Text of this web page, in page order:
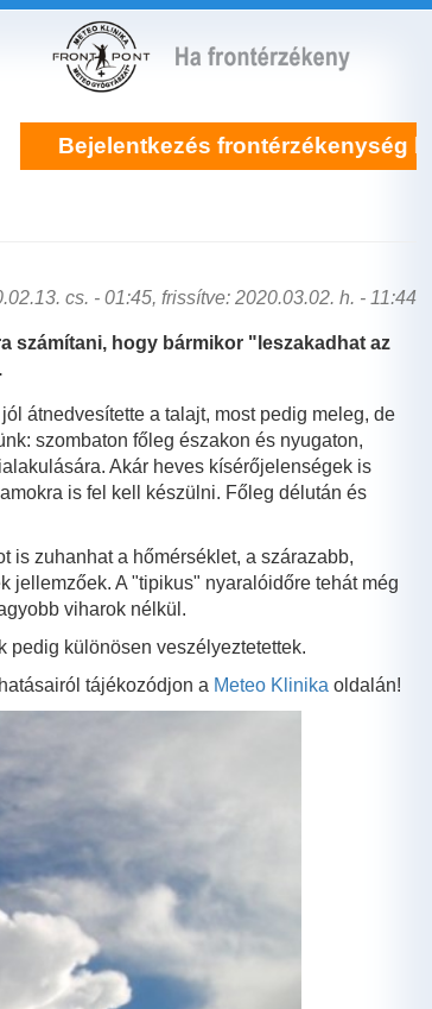
frontérzékenység kezelésére itt!
cs. - 01:45, frissítve: 2020.03.02. h. - 11:44
számítani, hogy bármikor "leszakadhat az
átnedvesítette a talajt, most pedig meleg, de
szombaton főleg északon és nyugaton,
Akár heves kísérőjelenségek is
is fel kell készülni. Főleg délután és
is zuhanhat a hőmérséklet, a szárazabb,
jellemzőek. A "tipikus" nyaralóidőre tehát még
viharok nélkül.
pedig különösen veszélyeztetettek.
tájékozódjon a Meteo Klinika oldalán!